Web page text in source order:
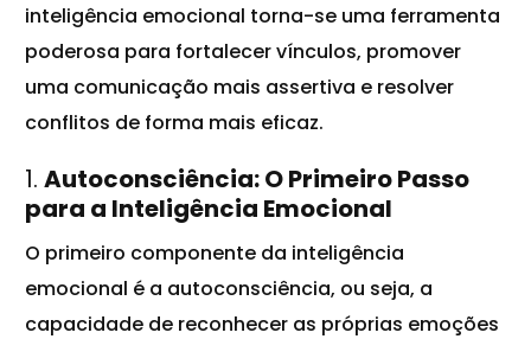
inteligência emocional torna-se uma ferramenta
poderosa para fortalecer vínculos, promover
uma comunicação mais assertiva e resolver
conflitos de forma mais eficaz.
1.Autoconsciência: O Primeiro Passo
para a Inteligência Emocional
O primeiro componente da inteligência
emocional é a autoconsciência, ou seja, a
capacidade de reconhecer as próprias emoções